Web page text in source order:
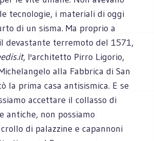
tecnologie, i materiali di oggi
di un sisma. Ma proprio a
devastante terremoto del 1571,
, l'architetto Pirro Ligorio,
alla Fabbrica di San
la prima casa antisismica. E se
accettare il collasso di
antiche, non possiamo
di palazzine e capannoni